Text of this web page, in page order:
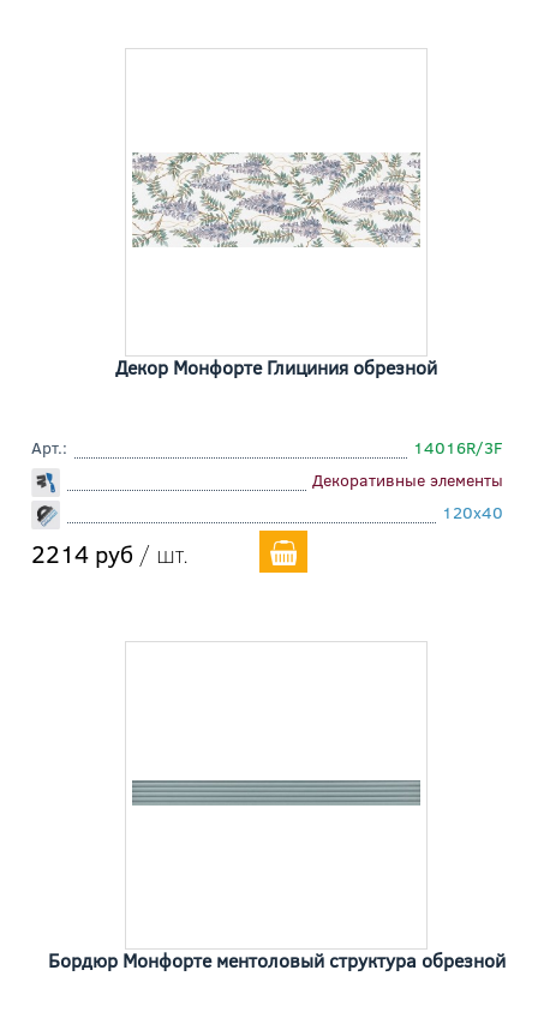
Декор Монфорте Глициния обрезной
Арт.:
14016R/3F
Декоративные элементы
120x40
2214 руб / шт.
Бордюр Монфорте ментоловый структура обрезной